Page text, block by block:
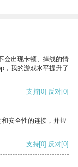
会出现卡顿、掉线的情
，我的游戏水平提升了
支持[0] 反对[0]
安全性的连接，并帮
支持[0] 反对[0]